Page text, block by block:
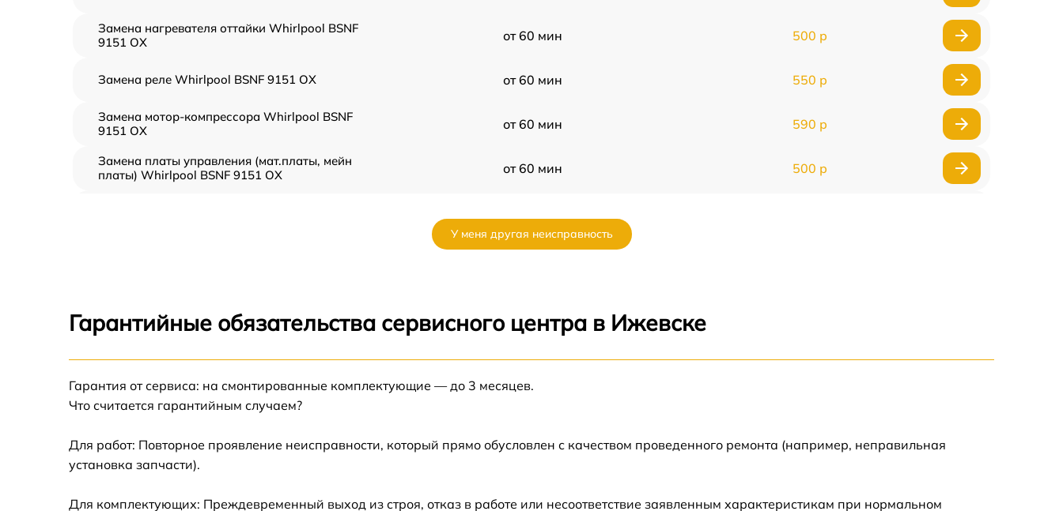
Замена нагревателя оттайки Whirlpool BSNF
9151 OX
от 60 мин 500 р
Замена реле Whirlpool BSNF 9151 OX от 60 мин 550 р
Замена мотор-компрессора Whirlpool BSNF
9151 OX
от 60 мин 590 р
Замена платы управления (мат.платы, мейн
платы) Whirlpool BSNF 9151 OX
от 60 мин 500 р
Замена электросхемы Whirlpool BSNF 9151
от 60 мин
Устранение засора трубопровода Whirlpool
У меня другая неисправность
Гарантийные обязательства сервисного центра в Ижевске
Гарантия от сервиса: на смонтированные комплектующие — до 3 месяцев.
Что считается гарантийным случаем?
Для работ: Повторное проявление неисправности, который прямо обусловлен с качеством проведенного ремонта (например, неправильная
установка запчасти).
Для комплектующих: Преждевременный выход из строя, отказ в работе или несоответствие заявленным характеристикам при нормальном